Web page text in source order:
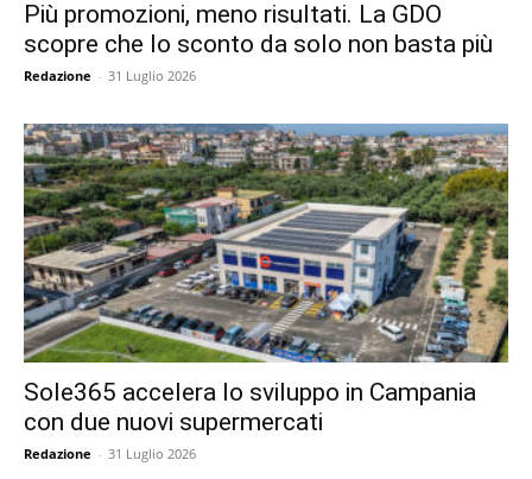
Più promozioni, meno risultati. La GDO
scopre che lo sconto da solo non basta più
Redazione - 31 Luglio 2026
Sole365 accelera lo sviluppo in Campania
con due nuovi supermercati
Redazione - 31 Luglio 2026